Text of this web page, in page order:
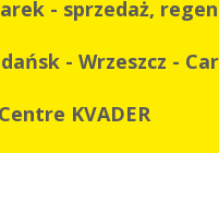
- sprzedaż,
- Wrzeszcz -
Centre KVADER